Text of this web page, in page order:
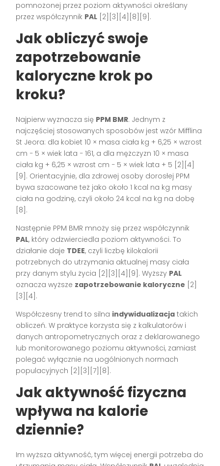
pomnożonej przez poziom aktywności określany
przez współczynnik PAL [2][3][4][8][9].
Jak obliczyć swoje
zapotrzebowanie
kaloryczne krok po
kroku?
Najpierw wyznacza się PPM BMR. Jednym z
najczęściej stosowanych sposobów jest wzór Mifflina
St Jeora: dla kobiet 10 × masa ciała kg + 6,25 × wzrost
cm − 5 × wiek lata − 161, a dla mężczyzn 10 × masa
ciała kg + 6,25 × wzrost cm − 5 × wiek lata + 5 [2][4]
[9]. Orientacyjnie, dla zdrowej osoby dorosłej PPM
bywa szacowane też jako około 1 kcal na kg masy
ciała na godzinę, czyli około 24 kcal na kg na dobę
[8].
Następnie PPM BMR mnoży się przez współczynnik
PAL, który odzwierciedla poziom aktywności. To
działanie daje TDEE, czyli liczbę kilokalorii
potrzebnych do utrzymania aktualnej masy ciała
przy danym stylu życia [2][3][4][9]. Wyższy PAL
oznacza wyższe zapotrzebowanie kaloryczne [2]
[3][4].
Współczesny trend to silna indywidualizacja takich
obliczeń. W praktyce korzysta się z kalkulatorów i
danych antropometrycznych oraz z deklarowanego
lub monitorowanego poziomu aktywności, zamiast
polegać wyłącznie na uogólnionych normach
populacyjnych [2][3][7][8].
Jak aktywność fizyczna
wpływa na kalorie
dziennie?
Im wyższa aktywność, tym więcej energii potrzeba do